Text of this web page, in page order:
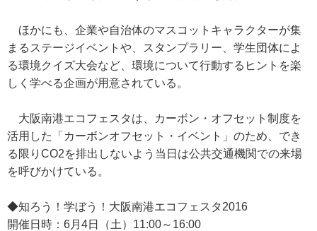
ほかにも、企業や自治体のマスコットキャラクターが集
まるステージイベントや、スタンプラリー、学生団体によ
る環境クイズ大会など、環境について行動するヒントを楽
しく学べる企画が用意されている。
大阪南港エコフェスタは、カーボン・オフセット制度を
活用した「カーボンオフセット・イベント」のため、でき
る限りCO2を排出しないよう当日は公共交通機関での来場
を呼びかけている。
◆知ろう！学ぼう！大阪南港エコフェスタ2016
開催日時：6月4日（土）11:00～16:00